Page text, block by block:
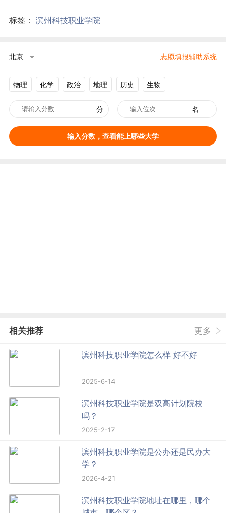
标签： 滨州科技职业学院
北京 志愿填报辅助系统
物理 化学 政治 地理 历史 生物
分 名
输入分数，查看能上哪些大学
相关推荐 更多
滨州科技职业学院怎么样 好不好
2025-6-14
滨州科技职业学院是双高计划院校
吗？
2025-2-17
滨州科技职业学院是公办还是民办大
学？
2026-4-21
滨州科技职业学院地址在哪里，哪个